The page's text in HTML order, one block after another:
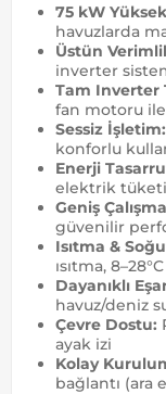
75 kW
havuzlarda
Üstün
inverter
Tam Inverter
fan motoru
Sessiz İşletim:
konforlu
Enerji
elektrik
Geniş
güvenilir
Isıtma &
ısıtma,
Dayanıklı
havuz/deniz
Çevre Dostu:
ayak izi
Kolay
bağlantı (ara